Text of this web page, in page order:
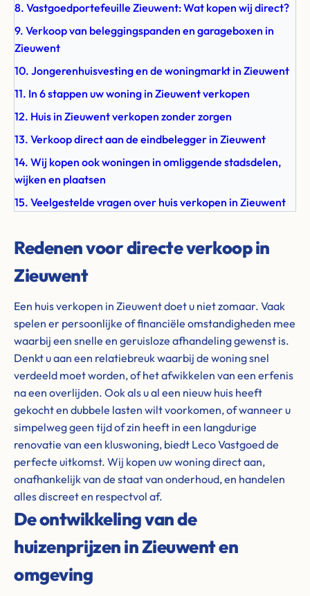
8. Vastgoedportefeuille Zieuwent: Wat kopen wij direct?
9. Verkoop van beleggingspanden en garageboxen in
Zieuwent
10. Jongerenhuisvesting en de woningmarkt in Zieuwent
11. In 6 stappen uw woning in Zieuwent verkopen
12. Huis in Zieuwent verkopen zonder zorgen
13. Verkoop direct aan de eindbelegger in Zieuwent
14. Wij kopen ook woningen in omliggende stadsdelen,
wijken en plaatsen
15. Veelgestelde vragen over huis verkopen in Zieuwent
Redenen voor directe verkoop in
Zieuwent
Een huis verkopen in Zieuwent doet u niet zomaar. Vaak
spelen er persoonlijke of financiële omstandigheden mee
waarbij een snelle en geruisloze afhandeling gewenst is.
Denkt u aan een relatiebreuk waarbij de woning snel
verdeeld moet worden, of het afwikkelen van een erfenis
na een overlijden. Ook als u al een nieuw huis heeft
gekocht en dubbele lasten wilt voorkomen, of wanneer u
simpelweg geen tijd of zin heeft in een langdurige
renovatie van een kluswoning, biedt Leco Vastgoed de
perfecte uitkomst. Wij kopen uw woning direct aan,
onafhankelijk van de staat van onderhoud, en handelen
alles discreet en respectvol af.
De ontwikkeling van de
huizenprijzen in Zieuwent en
omgeving